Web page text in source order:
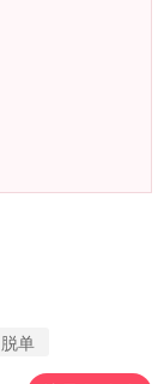
脱单
32分钟前